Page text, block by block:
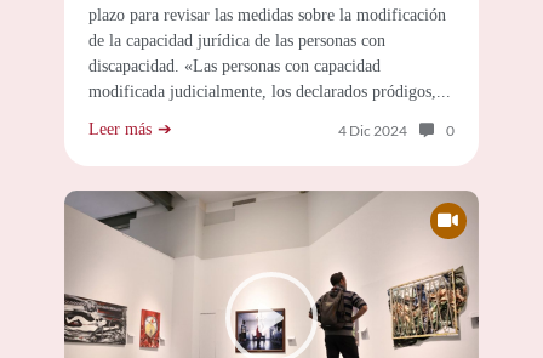
plazo para revisar las medidas sobre la modificación
de la capacidad jurídica de las personas con
discapacidad. «Las personas con capacidad
modificada judicialmente, los declarados pródigos,...
Leer más 4 Dic 2024 Número de
0
Contiene vídeo sobre: